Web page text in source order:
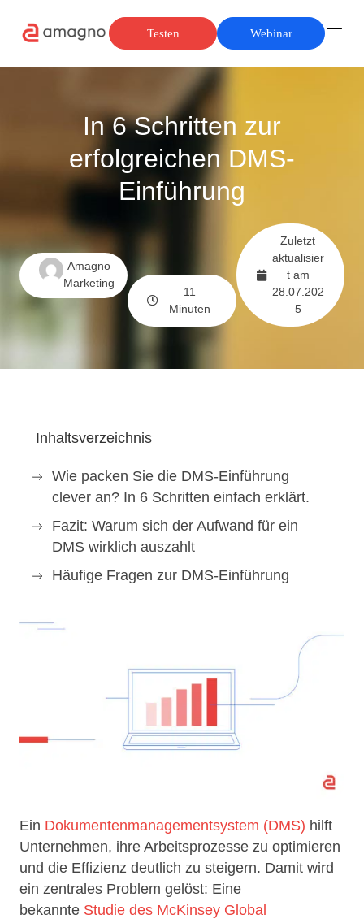
Testen Webinar
In 6 Schritten zur
erfolgreichen DMS-
Einführung
Amagno
Marketing
11
Minuten
Zuletzt
aktualisier
t am
28.07.202
5
Inhaltsverzeichnis
Wie packen Sie die DMS-Einführung
clever an? In 6 Schritten einfach erklärt.
Fazit: Warum sich der Aufwand für ein
DMS wirklich auszahlt
Häufige Fragen zur DMS-Einführung
Ein Dokumentenmanagementsystem (DMS) hilft
Unternehmen, ihre Arbeitsprozesse zu optimieren
und die Effizienz deutlich zu steigern. Damit wird
ein zentrales Problem gelöst: Eine
bekannte Studie des McKinsey Global